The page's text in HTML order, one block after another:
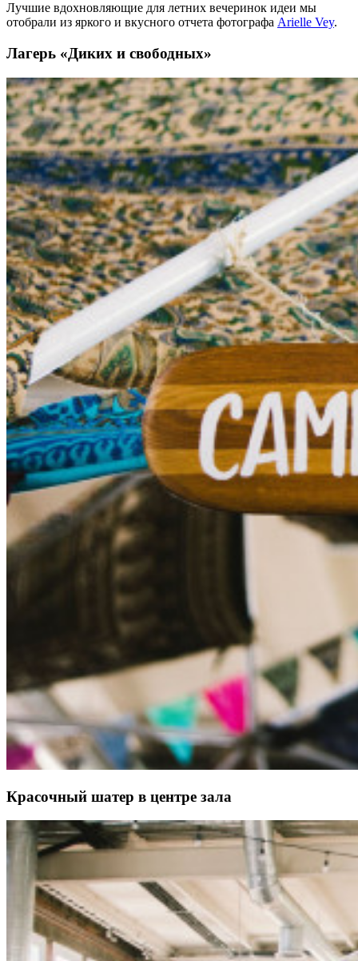
Лучшие вдохновляющие для летних вечеринок идеи мы
отобрали из яркого и вкусного отчета фотографа Arielle Vey.
Лагерь «Диких и свободных»
Красочный шатер в центре зала